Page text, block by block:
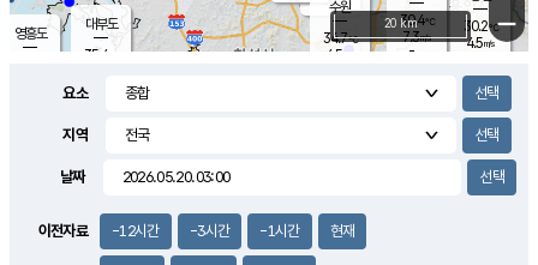
영흥도
30.2℃
4.5m/s
6.1m/s
대부도
35.4
mm
30.4℃
7.3m/s
-
수원
34.7℃
4.5 m/s
−
20 km
요소
지역
날짜
이전자료 -12시간 -3시간 -1시간 현재